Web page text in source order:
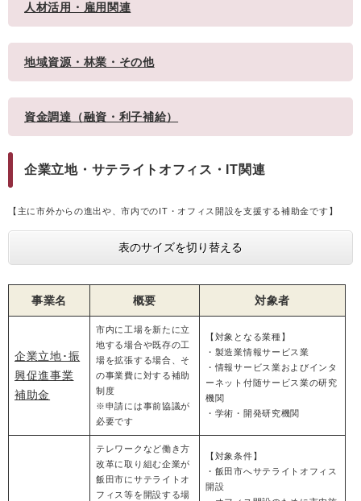
人材活用・雇用関連
地域資源・林業・その他
資金調達（融資・利子補給）
企業立地・サテライトオフィス・IT関連
【主に市外からの進出や、市内でのIT・オフィス開設を支援する補助金です】
表のサイズを切り替える
事業名 概要 対象者
企業立地･振
興促進事業
補助金
市内に工場を新たに立
地する場合や既存の工
場を拡張する場合、そ
の事業費に対する補助
制度
※申請には事前協議が
必要です
【対象となる業種】
・製造業情報サービス業
・情報サービス業およびインタ
ーネット付随サービス業の研究
機関
・学術・開発研究機関
テレワークなど働き方
改革に取り組む企業が
飯田市にサテライトオ
フィス等を開設する場
【対象条件】
・飯田市へサテライトオフィス
開設